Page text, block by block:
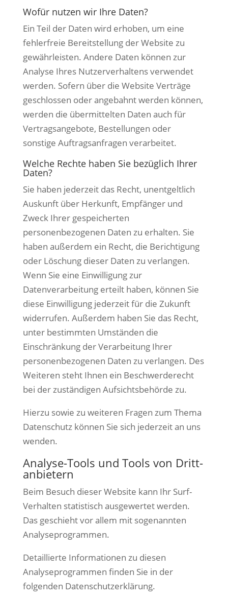
Wofür nutzen wir Ihre Daten?
Ein Teil der Daten wird erhoben, um eine
fehlerfreie Bereitstellung der Website zu
gewährleisten. Andere Daten können zur
Analyse Ihres Nutzerverhaltens verwendet
werden. Sofern über die Website Verträge
geschlossen oder angebahnt werden können,
werden die übermittelten Daten auch für
Vertragsangebote, Bestellungen oder
sonstige Auftragsanfragen verarbeitet.
Welche Rechte haben Sie bezüglich Ihrer
Daten?
Sie haben jederzeit das Recht, unentgeltlich
Auskunft über Herkunft, Empfänger und
Zweck Ihrer gespeicherten
personenbezogenen Daten zu erhalten. Sie
haben außerdem ein Recht, die Berichtigung
oder Löschung dieser Daten zu verlangen.
Wenn Sie eine Einwilligung zur
Datenverarbeitung erteilt haben, können Sie
diese Einwilligung jederzeit für die Zukunft
widerrufen. Außerdem haben Sie das Recht,
unter bestimmten Umständen die
Einschränkung der Verarbeitung Ihrer
personenbezogenen Daten zu verlangen. Des
Weiteren steht Ihnen ein Beschwerderecht
bei der zuständigen Aufsichtsbehörde zu.
Hierzu sowie zu weiteren Fragen zum Thema
Datenschutz können Sie sich jederzeit an uns
wenden.
Analyse-Tools und Tools von Dritt­
anbietern
Beim Besuch dieser Website kann Ihr Surf-
Verhalten statistisch ausgewertet werden.
Das geschieht vor allem mit sogenannten
Analyseprogrammen.
Detaillierte Informationen zu diesen
Analyseprogrammen finden Sie in der
folgenden Datenschutzerklärung.